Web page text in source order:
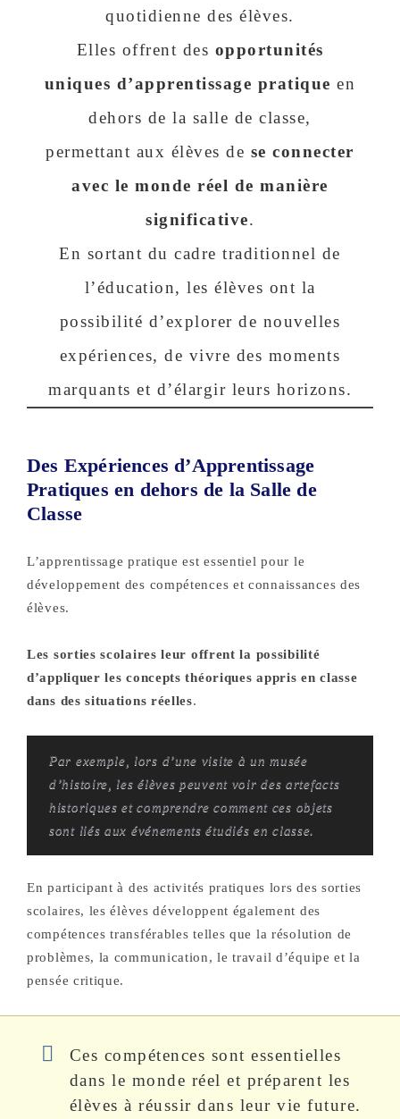
quotidienne des élèves.
Elles offrent des opportunités
uniques d’apprentissage pratique en
dehors de la salle de classe,
permettant aux élèves de se connecter
avec le monde réel de manière
significative.
En sortant du cadre traditionnel de
l’éducation, les élèves ont la
possibilité d’explorer de nouvelles
expériences, de vivre des moments
marquants et d’élargir leurs horizons.
Des Expériences d’Apprentissage
Pratiques en dehors de la Salle de
Classe
L’apprentissage pratique est essentiel pour le
développement des compétences et connaissances des
élèves.
Les sorties scolaires leur offrent la possibilité
d’appliquer les concepts théoriques appris en classe
dans des situations réelles.
Par exemple, lors d’une visite à un musée
d’histoire, les élèves peuvent voir des artefacts
historiques et comprendre comment ces objets
sont liés aux événements étudiés en classe.
En participant à des activités pratiques lors des sorties
scolaires, les élèves développent également des
compétences transférables telles que la résolution de
problèmes, la communication, le travail d’équipe et la
pensée critique.
Ces compétences sont essentielles
dans le monde réel et préparent les
élèves à réussir dans leur vie future.